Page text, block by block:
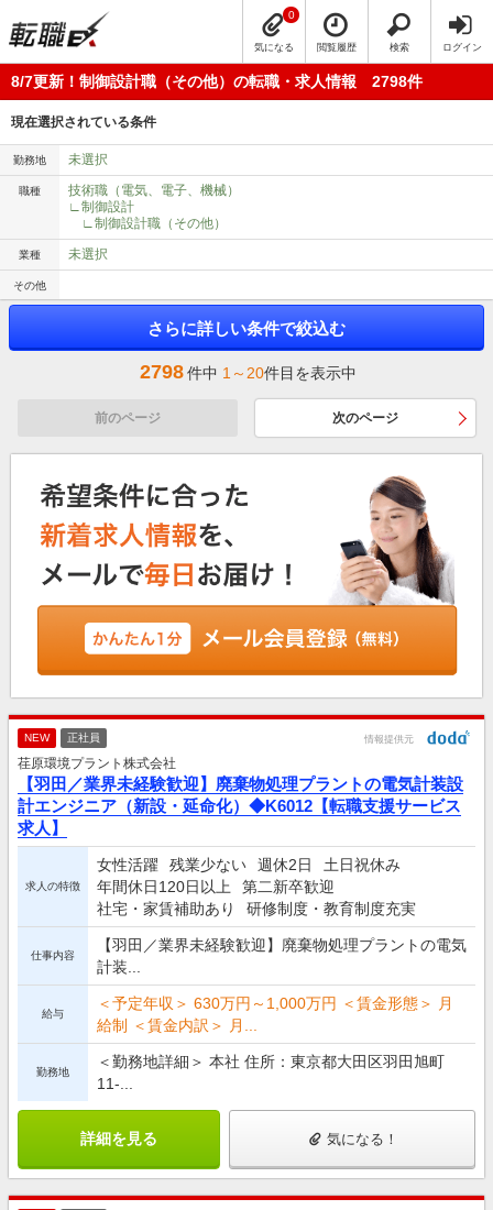
気になる
0
閲覧履歴 検索 ログイン
8/7更新！制御設計職（その他）の転職・求人情報 2798件
現在選択されている条件
勤務地 未選択
職種
技術職（電気、電子、機械）
∟制御設計
∟制御設計職（その他）
業種 未選択
その他
さらに詳しい条件で絞込む
2798件中 1～20件目を表示中
前のページ 次のページ
NEW 正社員 情報提供元
荏原環境プラント株式会社
【羽田／業界未経験歓迎】廃棄物処理プラントの電気計装設
計エンジニア（新設・延命化）◆K6012【転職支援サービス
求人】
求人の特徴
女性活躍 残業少ない 週休2日
土日祝休み
年間休日120日以上
第二新卒歓迎
社宅・家賃補助あり
研修制度・教育制度充実
仕事内容
【羽田／業界未経験歓迎】廃棄物処理プラントの電気
計装...
給与
＜予定年収＞ 630万円～1,000万円 ＜賃金形態＞ 月
給制 ＜賃金内訳＞ 月...
勤務地
＜勤務地詳細＞ 本社 住所：東京都大田区羽田旭町
11-...
詳細を見る 気になる！